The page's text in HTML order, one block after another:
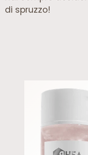
di spruzzo!